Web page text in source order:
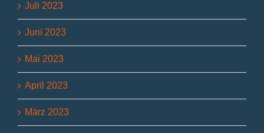
Juli 2023
Juni 2023
Mai 2023
April 2023
März 2023